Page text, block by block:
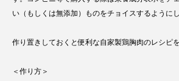
い（もしくは無添加）ものをチョイスするようにし
作り置きしておくと便利な自家製鶏胸肉のレシピ
＜作り方＞